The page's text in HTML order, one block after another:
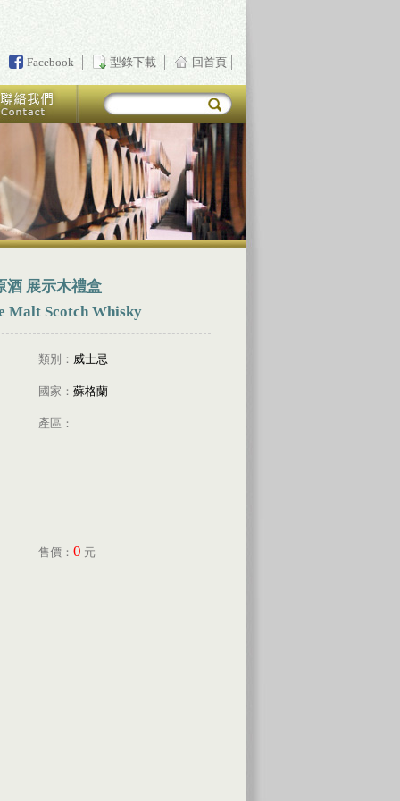
Facebook 型錄下載 回首頁
酒 展示木禮盒
Malt Scotch Whisky
類別： 威士忌
國家： 蘇格蘭
產區：
售價： 0 元